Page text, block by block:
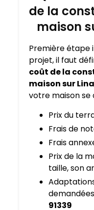
de la
maison
Première
projet, il faut
coût de la
maison sur
votre maison se
Prix du
Frais de
Frais
Prix de la
taille, son
91339